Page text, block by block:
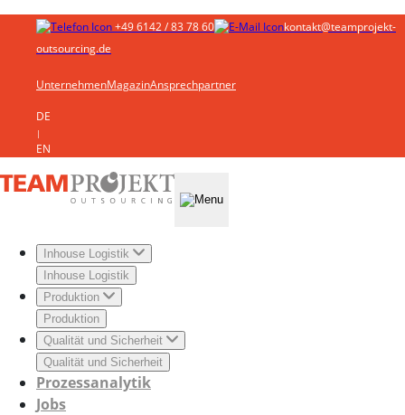
+49 6142 / 83 78 60
kontakt@teamprojekt-
outsourcing.de
UnternehmenMagazinAnsprechpartner
DE
|
EN
Inhouse Logistik
Inhouse Logistik
Produktion
Produktion
Qualität und Sicherheit
Qualität und Sicherheit
Prozessanalytik
Jobs